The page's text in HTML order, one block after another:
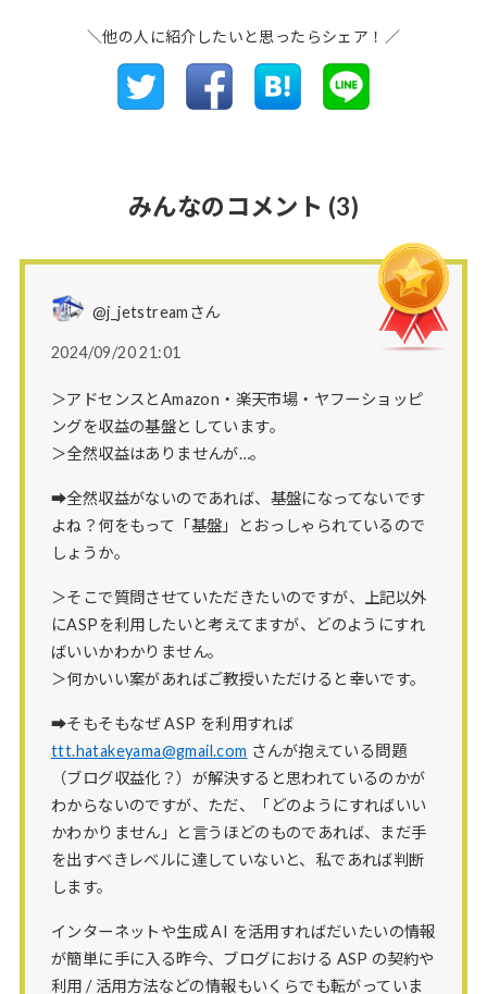
＼他の人に紹介したいと思ったらシェア！／
みんなのコメント (3)
@j_jetstreamさん
2024/09/20 21:01
＞アドセンスとAmazon・楽天市場・ヤフーショッピ
ングを収益の基盤としています。
＞全然収益はありませんが…。
➡全然収益がないのであれば、基盤になってないです
よね？何をもって「基盤」とおっしゃられているので
しょうか。
＞そこで質問させていただきたいのですが、上記以外
にASPを利用したいと考えてますが、どのようにすれ
ばいいかわかりません。
＞何かいい案があればご教授いただけると幸いです。
➡そもそもなぜ ASP を利用すれば
ttt.hatakeyama@gmail.com さんが抱えている問題
（ブログ収益化？）が解決すると思われているのかが
わからないのですが、ただ、「どのようにすればいい
かわかりません」と言うほどのものであれば、まだ手
を出すべきレベルに達していないと、私であれば判断
します。
インターネットや生成 AI を活用すればだいたいの情報
が簡単に手に入る昨今、ブログにおける ASP の契約や
利用 / 活用方法などの情報もいくらでも転がっていま